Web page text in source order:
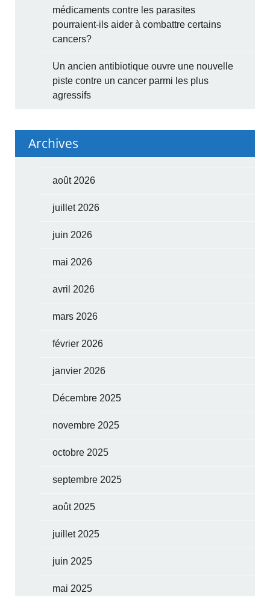
médicaments contre les parasites
pourraient-ils aider à combattre certains
cancers?
Un ancien antibiotique ouvre une nouvelle
piste contre un cancer parmi les plus
agressifs
Archives
août 2026
juillet 2026
juin 2026
mai 2026
avril 2026
mars 2026
février 2026
janvier 2026
Décembre 2025
novembre 2025
octobre 2025
septembre 2025
août 2025
juillet 2025
juin 2025
mai 2025